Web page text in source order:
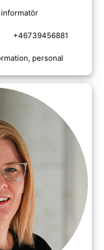
+46739456881
personal